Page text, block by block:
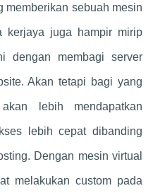
memberikan sebuah mesin
kerjaya juga hampir mirip
dengan membagi server
Akan tetapi bagi yang
lebih mendapatkan
lebih cepat dibanding
Dengan mesin virtual
melakukan custom pada